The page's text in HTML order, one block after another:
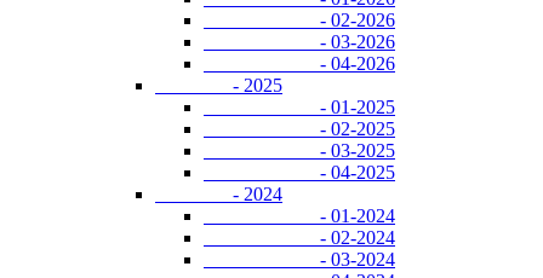
- 02-2026
- 03-2026
- 04-2026
- 2025
- 01-2025
- 02-2025
- 03-2025
- 04-2025
- 2024
- 01-2024
- 02-2024
- 03-2024